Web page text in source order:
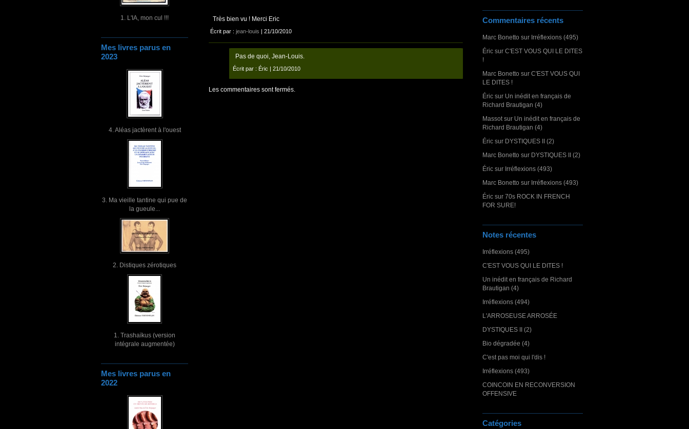
1. L'IA, mon cul !!!
Mes livres parus en
2023
4. Aléas jactèrent à l'ouest
3. Ma vieille tantine qui pue de
la gueule...
2. Distiques zérotiques
1. Trashaïkus (version
intégrale augmentée)
Mes livres parus en
2022
Commentaires récents
Marc Bonetto sur Irréflexions (495)
Éric sur C'EST VOUS QUI LE DITES
!
Marc Bonetto sur C'EST VOUS QUI
LE DITES !
Éric sur Un inédit en français de
Richard Brautigan (4)
Massot sur Un inédit en français de
Richard Brautigan (4)
Éric sur DYSTIQUES II (2)
Marc Bonetto sur DYSTIQUES II (2)
Éric sur Irréflexions (493)
Marc Bonetto sur Irréflexions (493)
Éric sur 70s ROCK IN FRENCH
FOR SURE!
Notes récentes
Irréflexions (495)
C'EST VOUS QUI LE DITES !
Un inédit en français de Richard
Brautigan (4)
Irréflexions (494)
L'ARROSEUSE ARROSÉE
DYSTIQUES II (2)
Bio dégradée (4)
C'est pas moi qui l'dis !
Irréflexions (493)
COINCOIN EN RECONVERSION
OFFENSIVE
Catégories
Très bien vu ! Merci Eric
Écrit par : jean-louis | 21/10/2010
Pas de quoi, Jean-Louis.
Écrit par : Éric | 21/10/2010
Les commentaires sont fermés.